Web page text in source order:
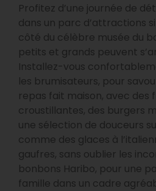
Profitez d’une journée de
dans un parc d’attractions
côté du célèbre musée du
petits et grands peuvent
Installez-vous
les brumisateurs, pour
repas fait maison, avec des
croustillantes, des burgers
une sélection de douceurs
comme des glaces à
gaufres, sans oublier les
bonbons Haribo, pour une
famille dans un cadre